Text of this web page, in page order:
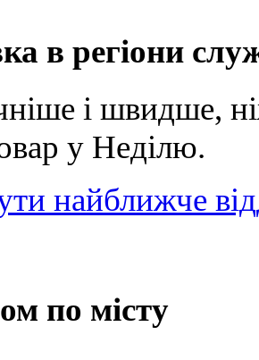
в регіони
і швидше,
у Неділю.
найближче
по місту